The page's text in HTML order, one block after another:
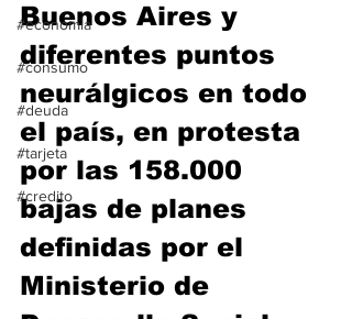
#economia
#consumo
#deuda
#tarjeta
#credito
Buenos Aires y
diferentes puntos
neurálgicos en todo
el país, en protesta
por las 158.000
bajas de planes
definidas por el
Ministerio de